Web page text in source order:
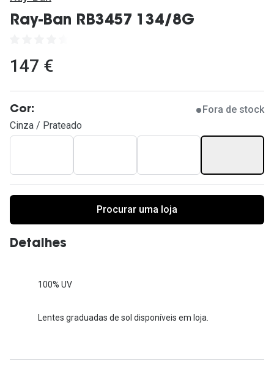
Ray-Ban RB3457 134/8G
147 €
Cor:
Fora de stock
Cinza / Prateado
Procurar uma loja
Detalhes
100% UV
Lentes graduadas de sol disponíveis em loja.